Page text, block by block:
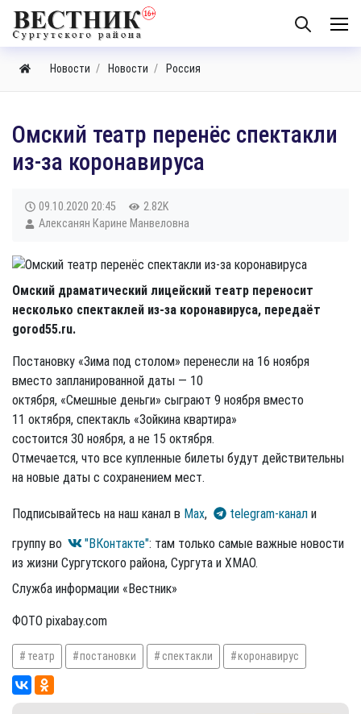
Новости Новости Россия
​Омский театр перенёс спектакли
из-за коронавируса
09.10.2020 20:45
2.82K
Алексанян Карине Манвеловна
Омский драматический лицейский театр переносит
несколько спектаклей из-за коронавируса, передаёт
gorod55.ru.
Постановку «Зима под столом» перенесли на 16 ноября
вместо запланированной даты — 10
октября, «Смешные деньги» сыграют 9 ноября вместо
11 октября, спектакль «Зойкина квартира»
состоится 30 ноября, а не 15 октября.
Отмечается, что все купленные билеты будут действительны
на новые даты с сохранением мест.
Подписывайтесь на наш канал в Max, telegram-канал и
группу во
"ВКонтакте": там только самые важные новости
из жизни Сургутского района, Сургута и ХМАО.
Служба информации «Вестник»
ФОТО pixabay.com
театр постановки спектакли коронавирус